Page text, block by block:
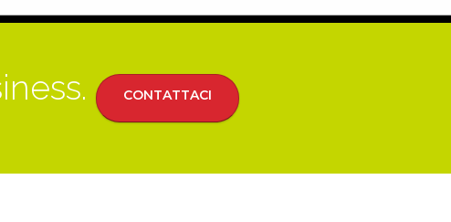
CONTATTACI